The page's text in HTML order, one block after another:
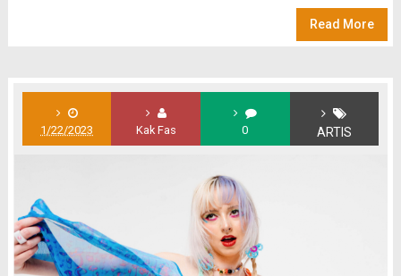
Read More
1/22/2023 Kak Fas 0 ARTIS